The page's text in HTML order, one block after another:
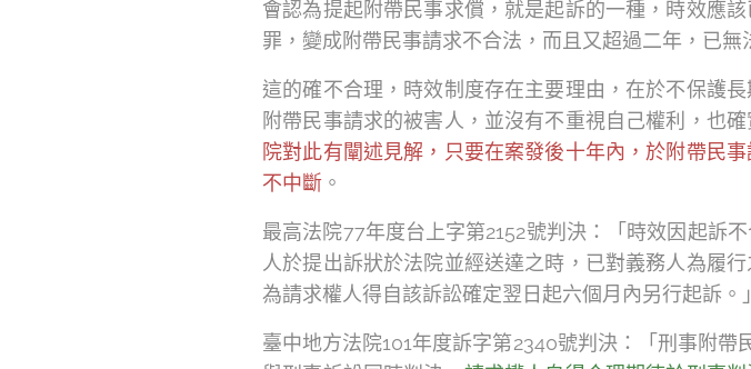
會認為提起附帶民事求償，就是起訴的一種，時效應
罪，變成附帶民事請求不合法，而且又超過二年，已
這的確不合理，時效制度存在主要理由，在於不保護
附帶民事請求的被害人，並沒有不重視自己權利，也
院對此有闡述見解，只要在案發後十年內，於附帶民
不中斷 。
最高法院77年度台上字第2152號判決：「時效因起訴
人於提出訴狀於法院並經送達之時，已對義務人為履
為請求權人得自該訴訟確定翌日起六個月內另行起訴。」
臺中地方法院101年度訴字第2340號判決：「刑事附